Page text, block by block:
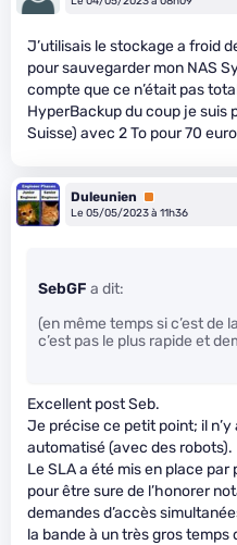
J’utilisais le stockage a froid
pour sauvegarder mon NAS
compte que ce n’était pas
HyperBackup du coup je suis
Suisse) avec 2 To pour 70
Duleunien
Premium
Le 05/05/2023 à 11h36
SebGF a dit:
(en même temps si c’est de
c’est pas le plus rapide et
Excellent post Seb.
Je précise ce petit point; il
automatisé (avec des robots).
Le SLA a été mis en place
pour être sure de l’honorer
demandes d’accès
la bande à un très gros temps